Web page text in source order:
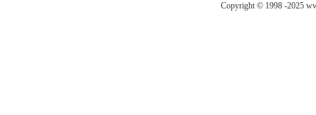
Copyright © 1998 -2025